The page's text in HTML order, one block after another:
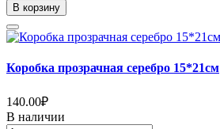
В корзину
Коробка прозрачная серебро 15*21см
140.00₽
В наличии